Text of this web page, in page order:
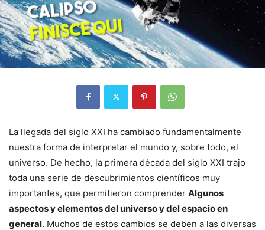
La llegada del siglo XXI ha cambiado fundamentalmente
nuestra forma de interpretar el mundo y, sobre todo, el
universo. De hecho, la primera década del siglo XXI trajo
toda una serie de descubrimientos científicos muy
importantes, que permitieron comprender Algunos
aspectos y elementos del universo y del espacio en
general. Muchos de estos cambios se deben a las diversas